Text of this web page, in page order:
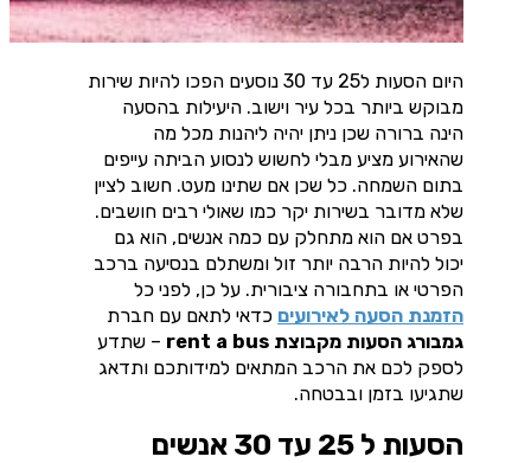
היום הסעות ל25 עד 30 נוסעים הפכו להיות שירות
מבוקש ביותר בכל עיר וישוב. היעילות בהסעה
הינה ברורה שכן ניתן יהיה ליהנות מכל מה
שהאירוע מציע מבלי לחשוש לנסוע הביתה עייפים
בתום השמחה. כל שכן אם שתינו מעט. חשוב לציין
שלא מדובר בשירות יקר כמו שאולי רבים חושבים.
בפרט אם הוא מתחלק עם כמה אנשים, הוא גם
יכול להיות הרבה יותר זול ומשתלם בנסיעה ברכב
הפרטי או בתחבורה ציבורית. על כן, לפני כל
הזמנת הסעה לאירועים כדאי לתאם עם חברת
גמבורג הסעות מקבוצת rent a bus
– שתדע
לספק לכם את הרכב המתאים למידותכם ותדאג
שתגיעו בזמן ובבטחה.
הסעות ל 25 עד 30 אנשים